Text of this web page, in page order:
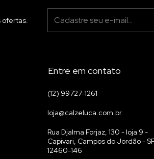
Entre em contato
(12) 99727-1261
loja@calzeluca.com.br
Rua Djalma Forjaz, 130 - loja 9 -
Capivari, Campos do Jordão -
12460-146